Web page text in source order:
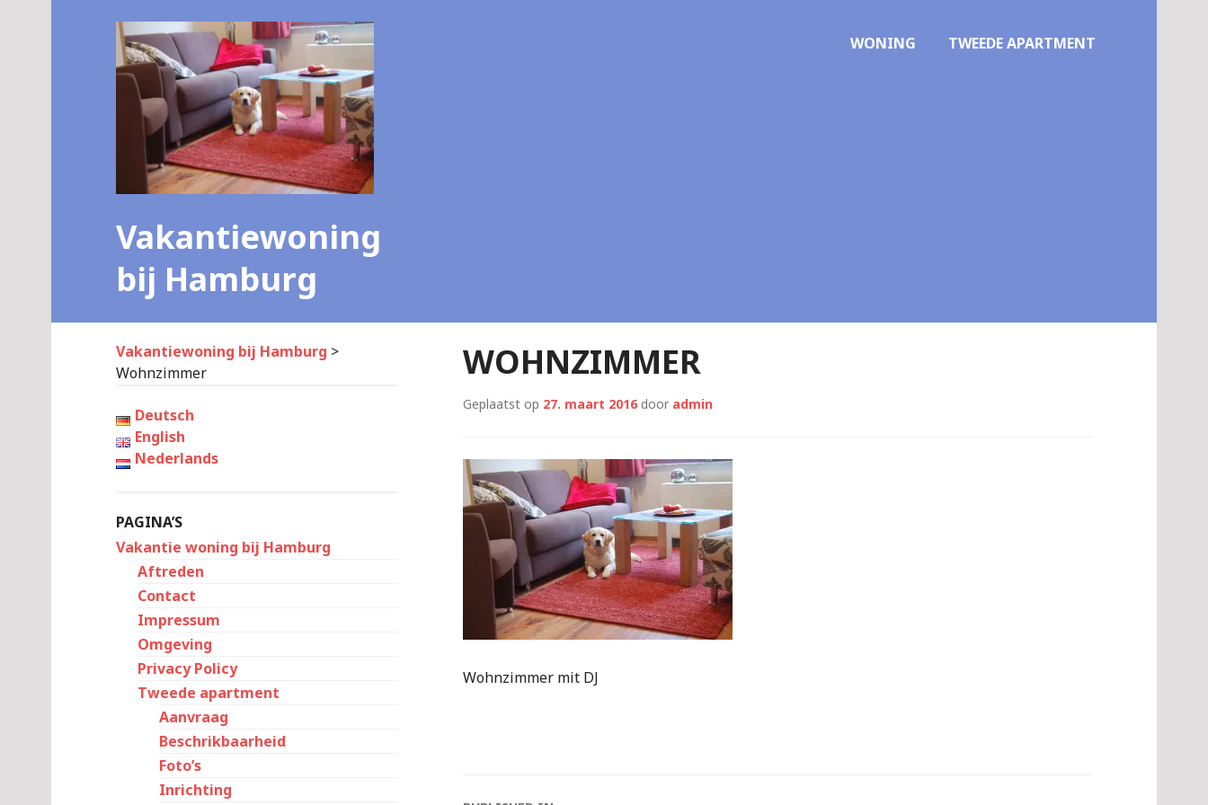
Vakantiewoning
bij Hamburg
WONING TWEEDE APARTMENT
WOHNZIMMER
Geplaatst op 27. maart 2016 door admin
Wohnzimmer mit DJ
Vakantiewoning bij Hamburg >
Wohnzimmer
Deutsch
English
Nederlands
PAGINA’S
Vakantie woning bij Hamburg
Aftreden
Contact
Impressum
Omgeving
Privacy Policy
Tweede apartment
Aanvraag
Beschrikbaarheid
Foto’s
Inrichting